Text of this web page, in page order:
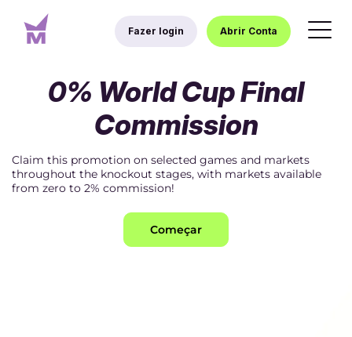
Fazer login Abrir Conta
0% World Cup Final
Commission
Claim this promotion on selected games and markets
throughout the knockout stages, with markets available
from zero to 2% commission!
Começar